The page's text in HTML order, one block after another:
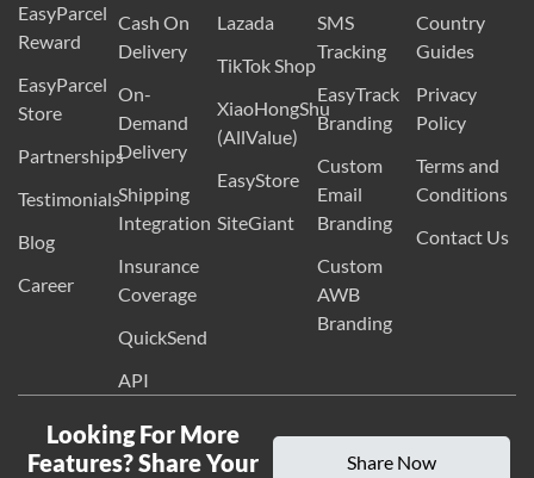
EasyParcel
Reward
EasyParcel
Store
Partnerships
Testimonials
Blog
Career
Cash On
Delivery
On-
Demand
Delivery
Shipping
Integration
Insurance
Coverage
QuickSend
API
Lazada
TikTok Shop
XiaoHongShu
(AllValue)
EasyStore
SiteGiant
SMS
Tracking
EasyTrack
Branding
Custom
Email
Branding
Custom
AWB
Branding
Country
Guides
Privacy
Policy
Terms and
Conditions
Contact Us
Looking For More
Features? Share Your
Share Now